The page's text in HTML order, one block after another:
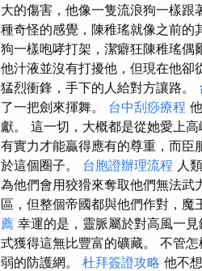
大的傷害，他像一隻流浪狗一樣
種奇怪的感覺，陳稚瑤就像之前的
狗一樣咆哮打架，潔癖狂陳稚瑤
他汁液並沒有打擾他，但現在他卻
猛烈衝鋒，手下的人給對方讓路。
了一把劍來揮舞。 台中刮痧療程
獻。 這一切，大概都是從她愛上高
有實力才能贏得應有的尊重，而臣
於這個圈子。 台胞證辦理流程 人
為他們會用狡猾來奪取他們無法武
區，但整個帝國都與他們作對，魔
薦 幸運的是，靈脈屬於對高風一
式獲得這無比豐富的礦藏。 不管
弱的防護網。 杜拜簽證攻略 他不